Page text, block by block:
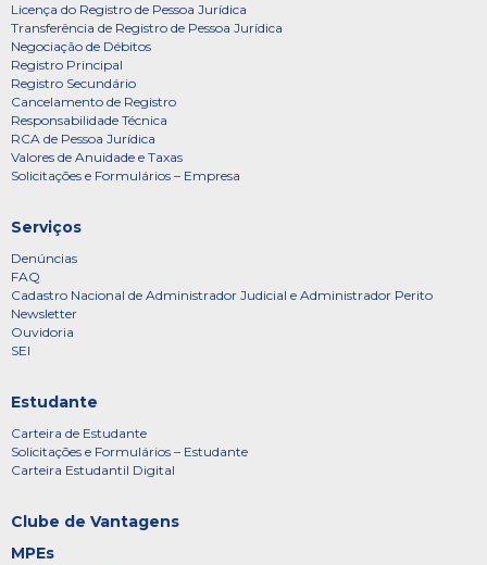
Licença do Registro de Pessoa Jurídica
Transferência de Registro de Pessoa Jurídica
Negociação de Débitos
Registro Principal
Registro Secundário
Cancelamento de Registro
Responsabilidade Técnica
RCA de Pessoa Jurídica
Valores de Anuidade e Taxas
Solicitações e Formulários – Empresa
Serviços
Denúncias
FAQ
Cadastro Nacional de Administrador Judicial e Administrador Perito
Newsletter
Ouvidoria
SEI
Estudante
Carteira de Estudante
Solicitações e Formulários – Estudante
Carteira Estudantil Digital
Clube de Vantagens
MPEs